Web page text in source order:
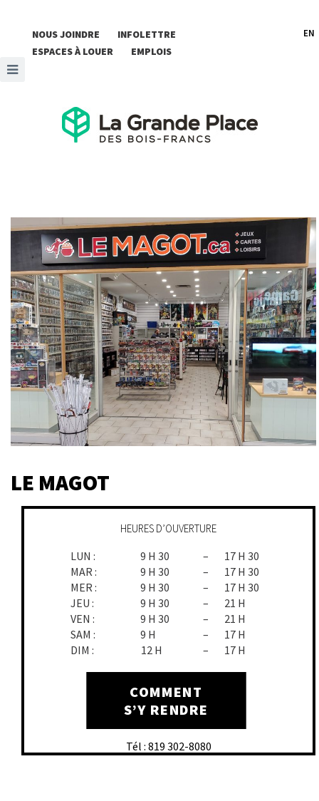
NOUS JOINDRE
INFOLETTRE
ESPACES À LOUER
EMPLOIS
EN
LE MAGOT
HEURES D’OUVERTURE
LUN : 9 H 30 –
17 H 30
MAR :
9 H 30 –
17 H 30
MER :
9 H 30 –
17 H 30
JEU :
9 H 30 –
21 H
VEN :
9 H 30 –
21 H
SAM :
9 H –
17 H
DIM :
12 H – 17 H
COMMENT
S’Y RENDRE
Tél : 819 302-8080